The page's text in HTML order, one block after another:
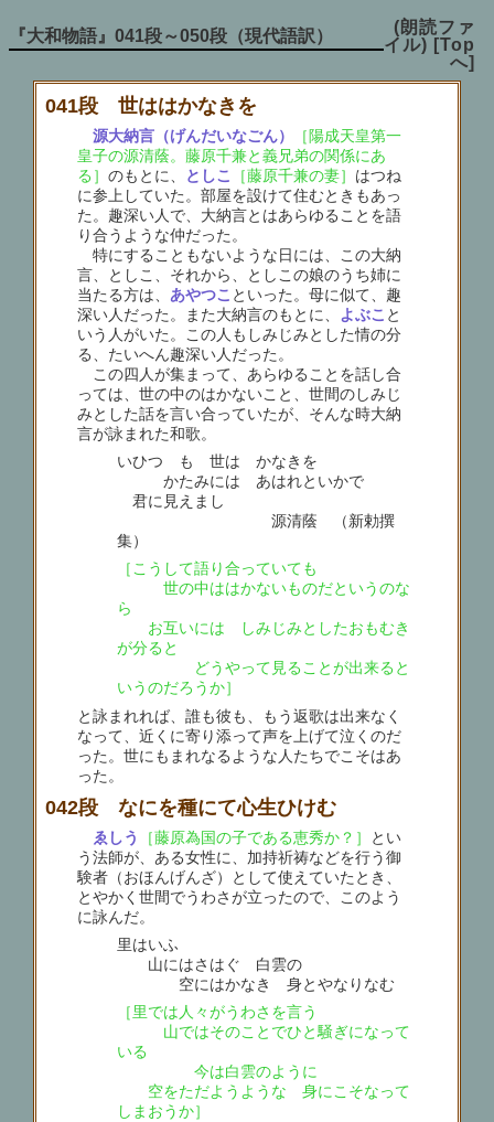
『大和物語』041段～050段（現代語訳）
(朗読ファ
イル) [Top
へ]
041段 世ははかなきを
源大納言（げんだいなごん）
［陽成天皇第一
皇子の源清蔭。藤原千兼と義兄弟の関係にあ
る］のもとに、 としこ ［藤原千兼の妻］ はつね
に参上していた。部屋を設けて住むときもあっ
た。趣深い人で、大納言とはあらゆることを語
り合うような仲だった。
特にすることもないような日には、この大納
言、としこ、それから、としこの娘のうち姉に
当たる方は、 あやつこ といった。母に似て、趣
深い人だった。また大納言のもとに、
よぶこ と
いう人がいた。この人もしみじみとした情の分
る、たいへん趣深い人だった。
この四人が集まって、あらゆることを話し合
っては、世の中のはかないこと、世間のしみじ
みとした話を言い合っていたが、そんな時大納
言が詠まれた和歌。
いひつゝも 世はゝかなきを
かたみには あはれといかで
君に見えまし
源清蔭 （新勅撰
集）
［こうして語り合っていても
世の中ははかないものだというのな
ら
お互いには しみじみとしたおもむき
が分ると
どうやって見ることが出来ると
いうのだろうか］
と詠まれれば、誰も彼も、もう返歌は出来なく
なって、近くに寄り添って声を上げて泣くのだ
った。世にもまれなるような人たちでこそはあ
った。
042段 なにを種にて心生ひけむ
ゑしう ［藤原為国の子である恵秀か？］
とい
う法師が、ある女性に、加持祈祷などを行う御
験者（おほんげんざ）として使えていたとき、
とやかく世間でうわさが立ったので、このよう
に詠んだ。
里はいふ
山にはさはぐ 白雲の
空にはかなき 身とやなりなむ
［里では人々がうわさを言う
山ではそのことでひと騒ぎになって
いる
今は白雲のように
空をただようような 身にこそなって
しまおうか］